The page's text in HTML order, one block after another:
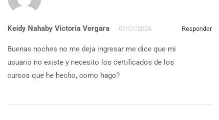
Keidy Nahaby Victoria Vergara 09/07/2024 Responder
Buenas noches no me deja ingresar me dice que mi
usuario no existe y necesito los certificados de los
cursos que he hecho, como hago?